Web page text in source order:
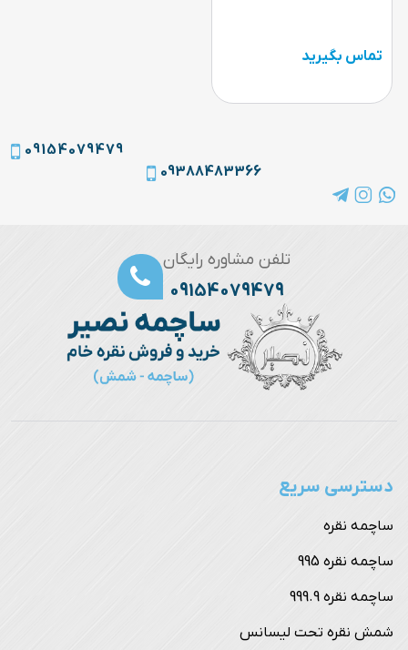
تماس بگیرید
09154079479
09388483366
تلفن مشاوره رایگان
09154079479
دسترسی سریع
ساچمه نقره
ساچمه نقره 995
ساچمه نقره 999.9
شمش نقره تحت لیسانس